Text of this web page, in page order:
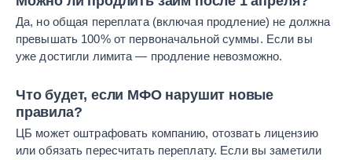
Да, но общая переплата (включая продление) не должна
превышать 100% от первоначальной суммы. Если вы
уже достигли лимита — продление невозможно.
Что будет, если МФО нарушит новые
правила?
ЦБ может оштрафовать компанию, отозвать лицензию
или обязать пересчитать переплату. Если вы заметили